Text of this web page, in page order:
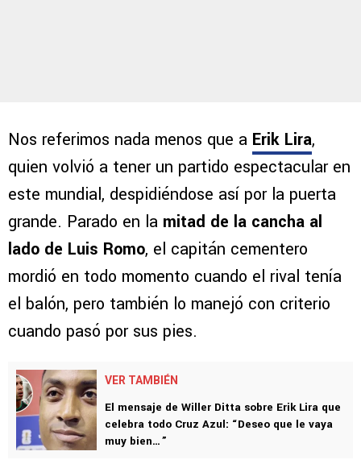
Nos referimos nada menos que a Erik Lira,
quien volvió a tener un partido espectacular en
este mundial, despidiéndose así por la puerta
grande. Parado en la mitad de la cancha al
lado de Luis Romo, el capitán cementero
mordió en todo momento cuando el rival tenía
el balón, pero también lo manejó con criterio
cuando pasó por sus pies.
VER TAMBIÉN
El mensaje de Willer Ditta sobre Erik Lira que
celebra todo Cruz Azul: “Deseo que le vaya
muy bien…”